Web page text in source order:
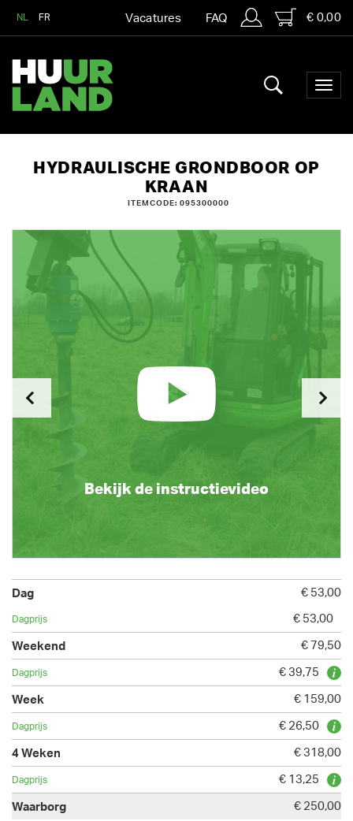
NL FR Vacatures FAQ € 0,00
HYDRAULISCHE GRONDBOOR OP
KRAAN
ITEMCODE: 095300000
Bekijk de instructievideo
€ 53,00
€ 53,00
€ 79,50
€ 39,75
€ 159,00
€ 26,50
€ 318,00
€ 13,25
€ 250,00